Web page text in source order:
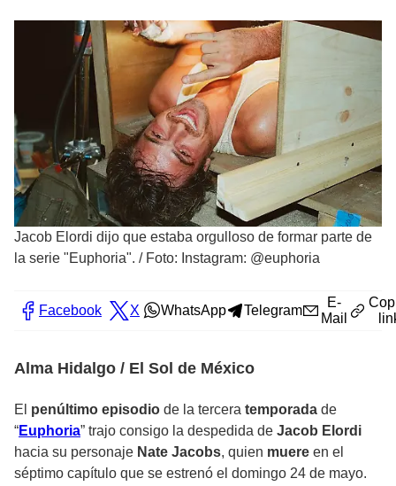
Jacob Elordi dijo que estaba orgulloso de formar parte de
la serie "Euphoria". / Foto: Instagram: @euphoria
Facebook X WhatsApp Telegram
E-
Mail
Alma Hidalgo / El Sol de México
El penúltimo episodio de la tercera temporada de
“Euphoria” trajo consigo la despedida de Jacob Elordi
hacia su personaje Nate Jacobs, quien muere en el
séptimo capítulo que se estrenó el domingo 24 de mayo.